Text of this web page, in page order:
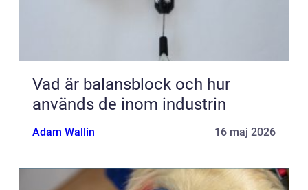
Vad är balansblock och hur
används de inom industrin
Adam Wallin 16 maj 2026